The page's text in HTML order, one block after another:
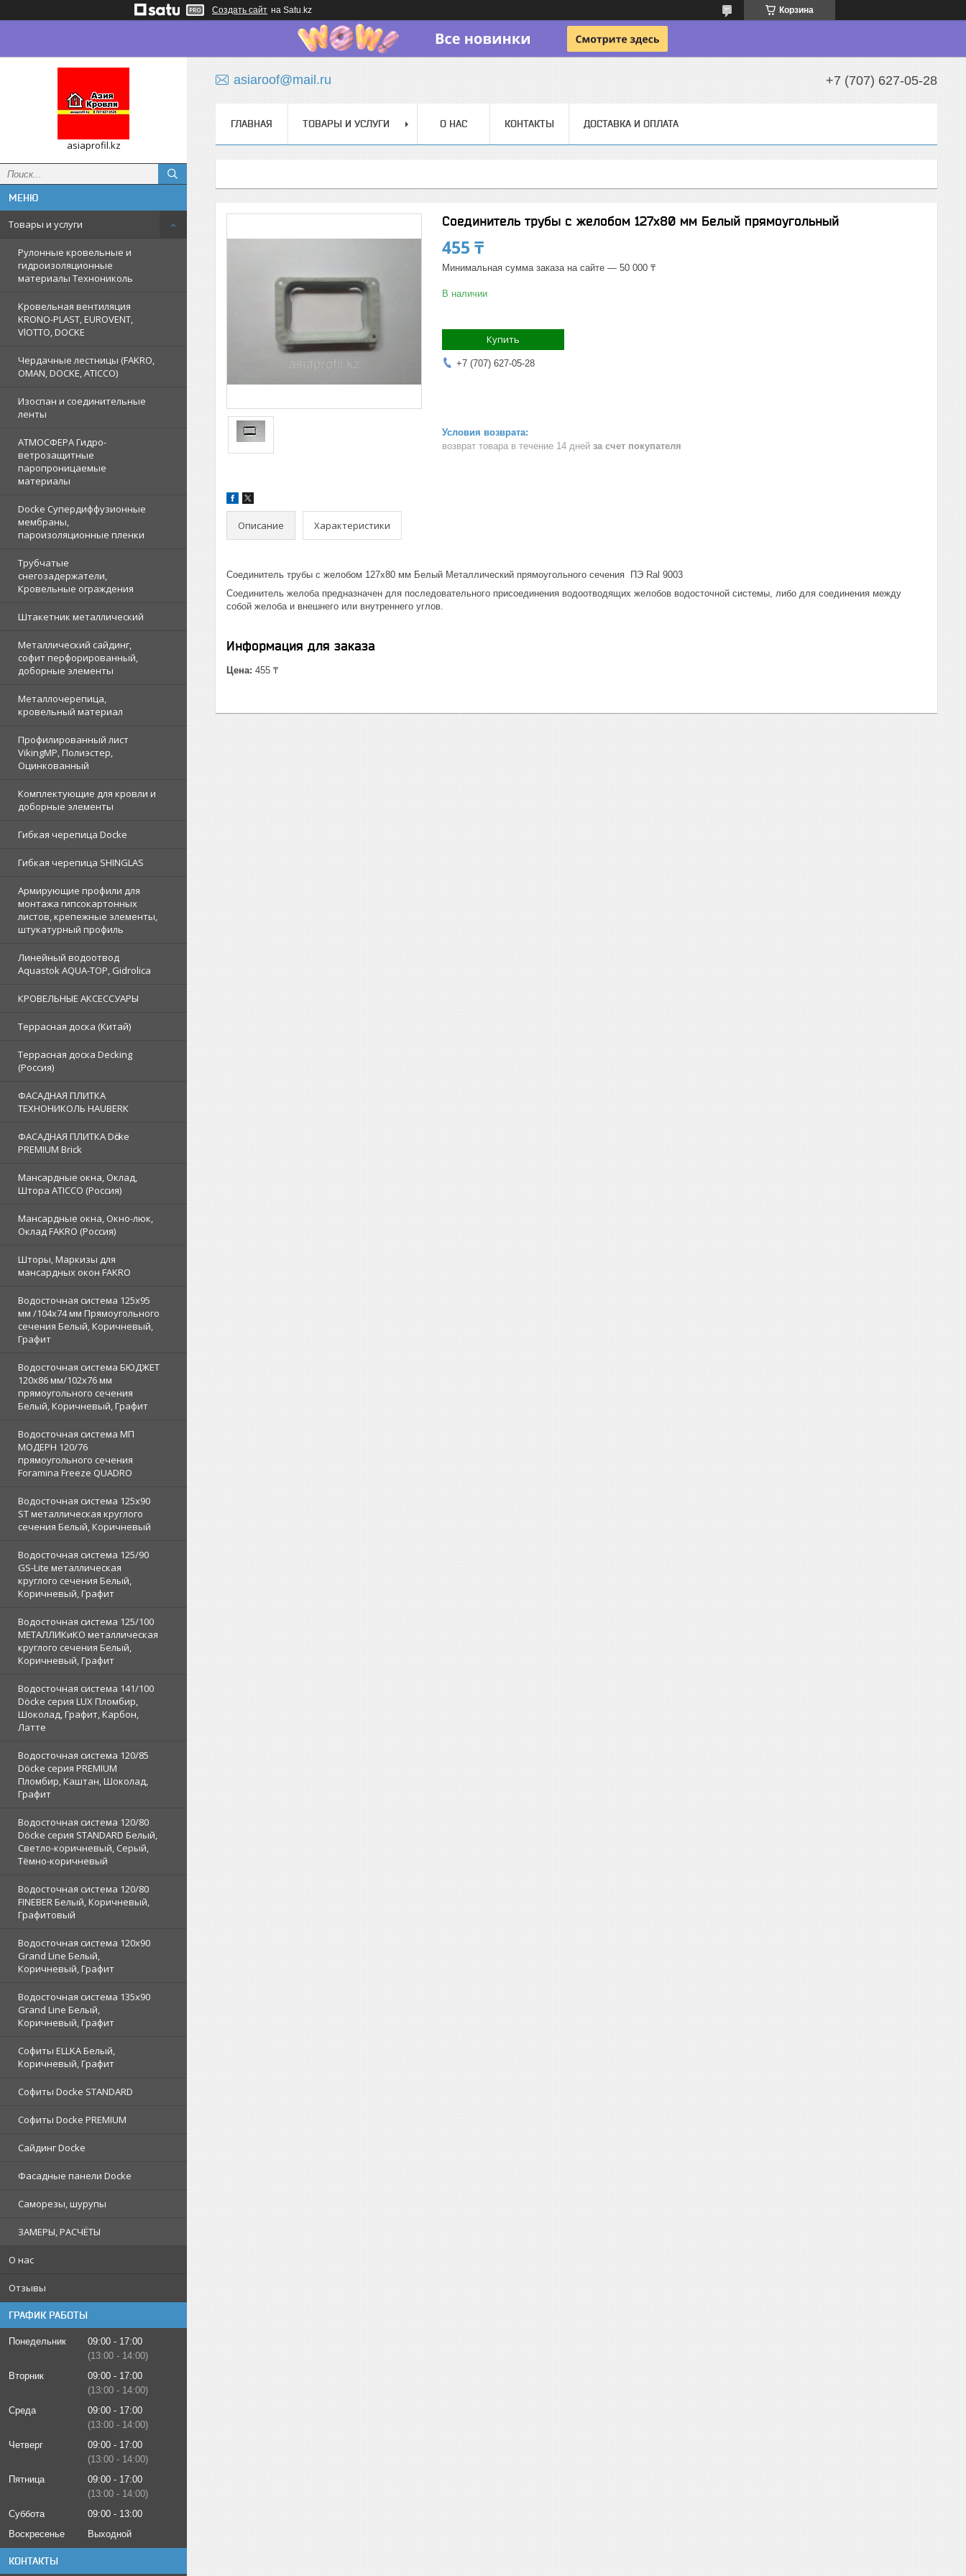
Создать сайт на Satu.kz Корзина
asiaprofil.kz
Товары и услуги
Рулонные кровельные и
гидроизоляционные
материалы Технониколь
Кровельная вентиляция
KRONO-PLAST, EUROVENT,
VlOTTO, DOCKE
Чердачные лестницы (FAKRO,
OMAN, DOCKE, ATICCO)
Изоспан и соединительные
ленты
АТМОСФЕРА Гидро-
ветрозащитные
паропроницаемые
материалы
Docke Супердиффузионные
мембраны,
пароизоляционные пленки
Трубчатые
снегозадержатели,
Кровельные ограждения
Штакетник металлический
Металлический сайдинг,
софит перфорированный,
доборные элементы
Металлочерепица,
кровельный материал
Профилированный лист
VikingMP, Полиэстер,
Оцинкованный
Комплектующие для кровли и
доборные элементы
Гибкая черепица Docke
Гибкая черепица SHINGLAS
Армирующие профили для
монтажа гипсокартонных
листов, крепежные элементы,
штукатурный профиль
Линейный водоотвод
Aquastok AQUA-TOP, Gidrolica
КРОВЕЛЬНЫЕ АКСЕССУАРЫ
Террасная доска (Китай)
Террасная доска Decking
(Россия)
ФАСАДНАЯ ПЛИТКА
ТЕХНОНИКОЛЬ HAUBERK
ФАСАДНАЯ ПЛИТКА Dӧcke
PREMIUM Brick
Мансардные окна, Оклад,
Штора ATICCO (Россия)
Мансардные окна, Окно-люк,
Оклад FAKRO (Россия)
Шторы, Маркизы для
мансардных окон FAKRO
Водосточная система 125х95
мм /104х74 мм Прямоугольного
сечения Белый, Коричневый,
Графит
Водосточная система БЮДЖЕТ
120х86 мм/102х76 мм
прямоугольного сечения
Белый, Коричневый, Графит
Водосточная система МП
МОДЕРН 120/76
прямоугольного сечения
Foramina Freeze QUADRO
Водосточная система 125x90
ST металлическая круглого
сечения Белый, Коричневый
Водосточная система 125/90
GS-Lite металлическая
круглого сечения Белый,
Коричневый, Графит
Водосточная система 125/100
МЕТАЛЛИКиКО металлическая
круглого сечения Белый,
Коричневый, Графит
Водосточная система 141/100
Döcke серия LUX Пломбир,
Шоколад, Графит, Карбон,
Латте
Водосточная система 120/85
Döcke серия PREMIUM
Пломбир, Каштан, Шоколад,
Графит
Водосточная система 120/80
Döcke серия STANDARD Белый,
Светло-коричневый, Серый,
Тёмно-коричневый
Водосточная система 120/80
FINEBER Белый, Коричневый,
Графитовый
Водосточная система 120x90
Grand Line Белый,
Коричневый, Графит
Водосточная система 135x90
Grand Line Белый,
Коричневый, Графит
Софиты ELLKA Белый,
Коричневый, Графит
Софиты Docke STANDARD
Софиты Docke PREMIUM
Сайдинг Docke
Фасадные панели Docke
Саморезы, шурупы
ЗАМЕРЫ, РАСЧЁТЫ
О нас
Отзывы
ГРАФИК РАБОТЫ
Понедельник 09:00
17:00
13:00
14:00
Вторник
09:00
17:00
13:00
14:00
Среда
09:00
17:00
13:00
14:00
Четверг
09:00
17:00
13:00
14:00
Пятница
09:00
17:00
13:00
14:00
Суббота
09:00
13:00
Воскресенье
Выходной
КОНТАКТЫ
asiaroof@mail.ru +7 (707) 627-05-28
ГЛАВНАЯ ТОВАРЫ И УСЛУГИ О НАС КОНТАКТЫ ДОСТАВКА И ОПЛАТА
Соединитель трубы с желобом 127x80 мм Белый прямоугольный
455 ₸
Минимальная сумма заказа на сайте — 50 000 ₸
В наличии
Купить
+7 (707) 627-05-28
возврат товара в течение 14 дней за счет покупателя
Описание Характеристики
Соединитель трубы с желобом 127x80 мм Белый Металлический прямоугольного сечения ПЭ Ral 9003
Соединитель желоба предназначен для последовательного присоединения водоотводящих желобов водосточной системы, либо для соединения между
собой желоба и внешнего или внутреннего углов.
Информация для заказа
Цена: 455 ₸